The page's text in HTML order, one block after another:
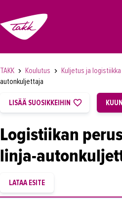
YRITYKSILLE
AJANKOHTAISTA
YHTEYSTIEDOT
TAKK Koulutus Kuljetus ja logistiikka
autonkuljettaja
LISÄÄ SUOSIKKEIHIN
Logistiikan
linja-